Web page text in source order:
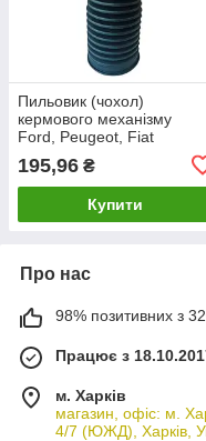
Пильовик (чохол)
кермового механізму
Ford, Peugeot, Fiat
YC153K661BA
195,96 ₴
Купити
Про нас
98% позитивних з
Працює з
м. Харків
магазин, офіс: м.
4/7 (ЮЖД), Харків,